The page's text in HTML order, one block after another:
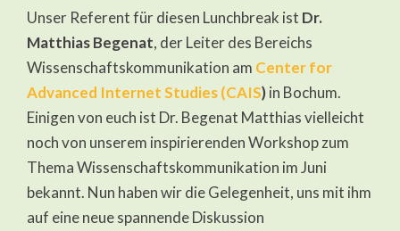
Unser Referent für diesen Lunchbreak ist Dr.
Matthias Begenat, der Leiter des Bereichs
Wissenschaftskommunikation am Center for
Advanced Internet Studies (CAIS)in Bochum.
Einigen von euch ist Dr. Begenat Matthias vielleicht
noch von unserem inspirierenden Workshop zum
Thema Wissenschaftskommunikation im Juni
bekannt. Nun haben wir die Gelegenheit, uns mit ihm
auf eine neue spannende Diskussion